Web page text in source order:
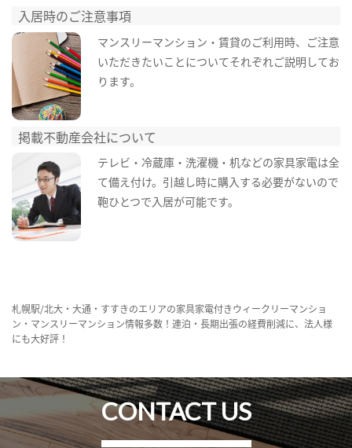
入居時のご注意事項
マンスリーマンション・賃貸のご利用時、ご注意
いただきたいことについてそれぞれご説明してお
ります。
掲載不動産会社について
テレビ・冷蔵庫・洗濯機・机などの家具家電は全
て備え付け。引越し時に購入する必要がないので
鞄ひとつで入居が可能です。
札幌駅/北大・大通・すすきのエリアの家具家電付きウィークリーマンショ
ン・マンスリーマンション情報多数！連泊・長期出張の経費削減に、法人様
にも大好評！
CONTACT US